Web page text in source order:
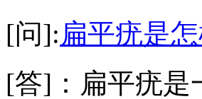
[问]:扁平疣是
[答]：扁平疣是